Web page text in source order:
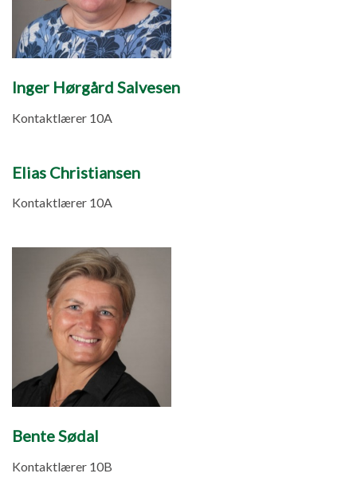
Inger Hørgård Salvesen
Kontaktlærer 10A
Elias Christiansen
Kontaktlærer 10A
Bente Sødal
Kontaktlærer 10B